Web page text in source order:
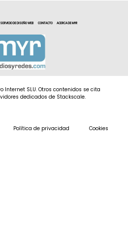
SERVICIO DE DISEÑO WEB CONTACTO ACERCA DE MYR
Internet SLU. Otros contenidos se cita
dedicados de Stackscale.
Política de privacidad Cookies